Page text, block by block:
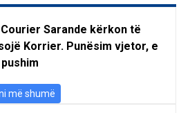
Sarande kërkon të
Korrier. Punësim vjetor, e
më shumë